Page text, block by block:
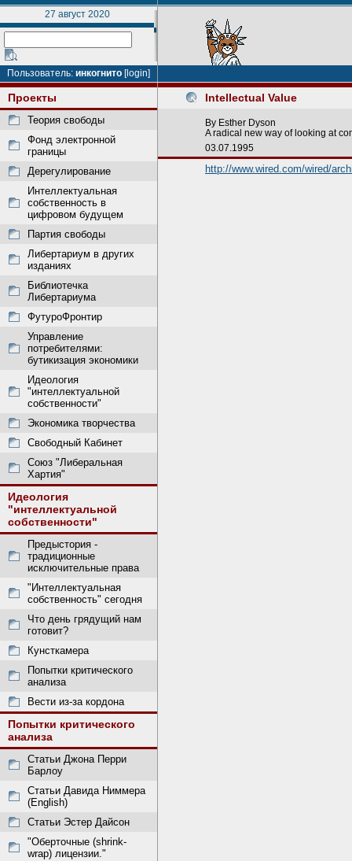
27 август 2020
Пользователь: инкогнито [login]
Проекты
Теория свободы
Фонд электронной
границы
Дерегулирование
Интеллектуальная
собственность в
цифровом будущем
Партия свободы
Либертариум в других
изданиях
Библиотечка
Либертариума
ФутуроФронтир
Управление
потребителями:
бутикизация экономики
Идеология
"интеллектуальной
собственности"
Экономика творчества
Свободный Кабинет
Союз "Либеральная
Хартия"
Идеология
"интеллектуальной
собственности"
Предыстория -
традиционные
исключительные права
"Интеллектуальная
собственность" сегодня
Что день грядущий нам
готовит?
Кунсткамера
Попытки критического
анализа
Вести из-за кордона
Попытки критического
анализа
Статьи Джона Перри
Барлоу
Статьи Давида Ниммера
(English)
Статьи Эстер Дайсон
"Оберточные (shrink-
wrap) лицензии."
Intellectual Value
By Esther Dyson
A radical new way of looking at
03.07.1995
http://www.wired.com/wired/